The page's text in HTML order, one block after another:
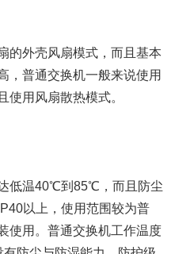
的外壳风扇模式，而且基本
，普通交换机一般来说使用
使用风扇散热模式。
低温40℃到85℃，而且防尘
以上，使用范围较为普
使用。普通交换机工作温度